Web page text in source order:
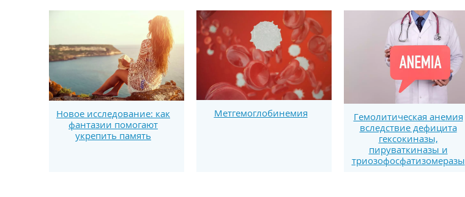
Новое исследование: как
фантазии помогают
укрепить память
Метгемоглобинемия
Гемолитическая анемия
вследствие дефицита
гексокиназы,
пируваткиназы и
триозофосфатизомеразы